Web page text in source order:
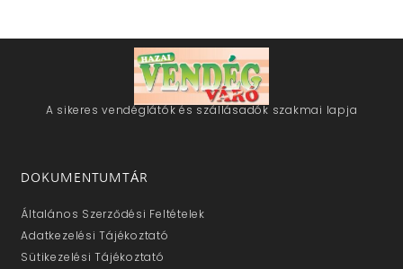
A sikeres vendéglátók és szállásadók szakmai lapja
DOKUMENTUMTÁR
Általános Szerződési Feltételek
Adatkezelési Tájékoztató
Sütikezelési Tájékoztató